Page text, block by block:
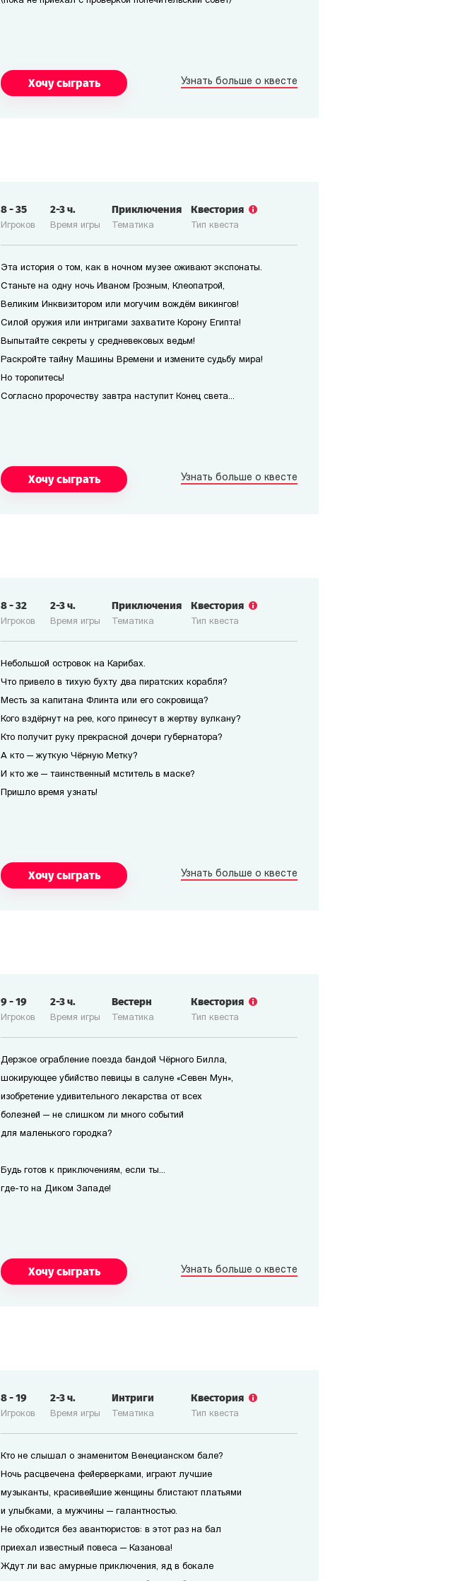
Хочу сыграть Узнать больше о квесте
Игроков
8-35
Время игры
2-3ч.
Тематика
Приключения
Тип квеста
Квестория
Эта история о том, как в ночном музее оживают экспонаты.
Станьте на одну ночь Иваном Грозным, Клеопатрой,
Великим Инквизитором или могучим вождём викингов!
Силой оружия или интригами захватите Корону Египта!
Выпытайте секреты у средневековых ведьм!
Раскройте тайну Машины Времени и измените судьбу мира!
Но торопитесь!
Согласно пророчеству завтра наступит Конец света...
Хочу сыграть Узнать больше о квесте
Игроков
8-32
Время игры
2-3ч.
Тематика
Приключения
Тип квеста
Квестория
Небольшой островок на Карибах.
Что привело в тихую бухту два пиратских корабля?
Месть за капитана Флинта или его сокровища?
Кого вздёрнут на рее, кого принесут в жертву вулкану?
Кто получит руку прекрасной дочери губернатора?
А кто — жуткую Чёрную Метку?
И кто же — таинственный мститель в маске?
Пришло время узнать!
Хочу сыграть Узнать больше о квесте
Игроков
9-19
Время игры
2-3ч.
Тематика
Вестерн
Тип квеста
Квестория
Дерзкое ограбление поезда бандой Чёрного Билла,
шокирующее убийство певицы в салуне «Севен Мун»,
изобретение удивительного лекарства от всех
болезней — не слишком ли много событий
для маленького городка?
Будь готов к приключениям, если ты...
где-то на Диком Западе!
Хочу сыграть Узнать больше о квесте
Игроков
8-19
Время игры
2-3ч.
Тематика
Интриги
Тип квеста
Квестория
Кто не слышал о знаменитом Венецианском бале?
Ночь расцвечена фейерверками, играют лучшие
музыканты, красивейшие женщины блистают платьями
и улыбками, а мужчины — галантностью.
Не обходится без авантюристов: в этот раз на бал
приехал известный повеса — Казанова!
Ждут ли вас амурные приключения, яд в бокале